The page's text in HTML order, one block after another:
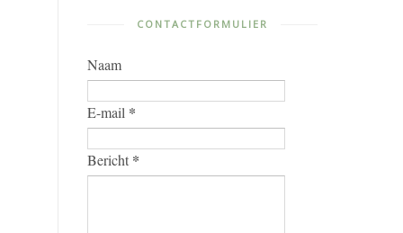
CONTACTFORMULIER
Naam
E-mail *
Bericht *